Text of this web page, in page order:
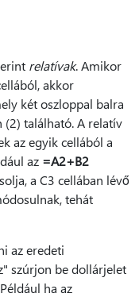
relatívak. Amikor
akkor
két oszloppal balra
(2) található. A relatív
az egyik cellából a
az =A2+B2
a C3 cellában lévő
tehát
az eredeti
szúrjon be dollárjelet
ha az